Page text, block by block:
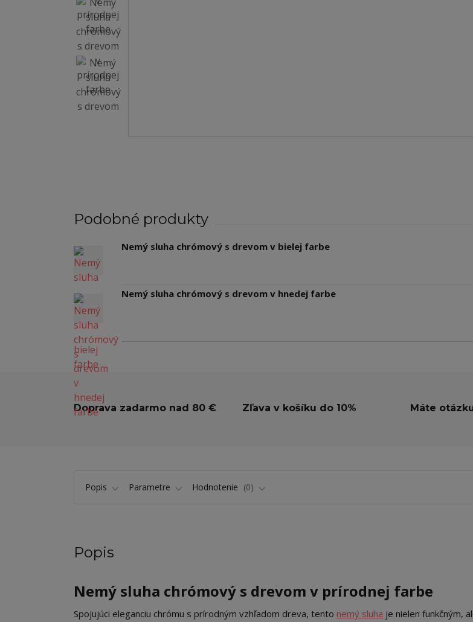
Podobné produkty
Nemý sluha chrómový s drevom v bielej farbe
Nemý sluha chrómový s drevom v hnedej farbe
Doprava zadarmo nad 80 € Zľava v košíku do 10% Máte
Popis Parametre Hodnotenie 0
Popis
Nemý sluha chrómový s drevom v prírodnej farbe
Spojujúci eleganciu chrómu s prírodným vzhľadom dreva, tento nemý sluha je nielen funkčným,